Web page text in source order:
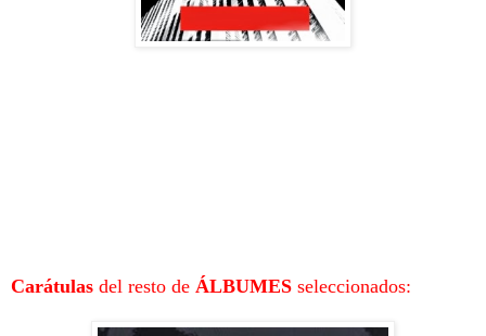
Carátulas del resto de ÁLBUMES seleccionados: